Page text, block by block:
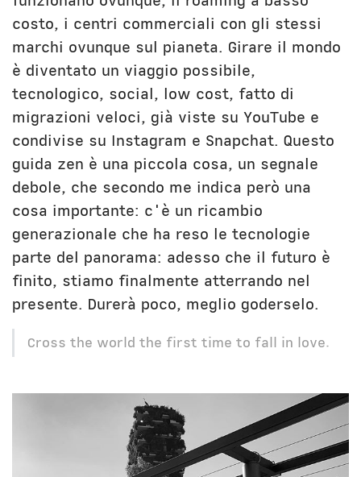
costo, i centri commerciali con gli stessi
marchi ovunque sul pianeta. Girare il mondo
è diventato un viaggio possibile,
tecnologico, social, low cost, fatto di
migrazioni veloci, già viste su YouTube e
condivise su Instagram e Snapchat. Questo
guida zen è una piccola cosa, un segnale
debole, che secondo me indica però una
cosa importante: c'è un ricambio
generazionale che ha reso le tecnologie
parte del panorama: adesso che il futuro è
finito, stiamo finalmente atterrando nel
presente. Durerà poco, meglio goderselo.
Cross the world the first time to fall in love.